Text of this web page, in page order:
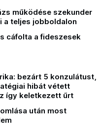
működése szekunder
a teljes jobboldalon
cáfolta a fideszesek
bezárt 5 konzulátust,
hibát vétett
így keletkezett űrt
után most